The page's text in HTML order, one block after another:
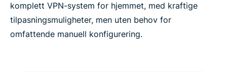
komplett VPN-system for hjemmet, med kraftige
tilpasningsmuligheter, men uten behov for
omfattende manuell konfigurering.